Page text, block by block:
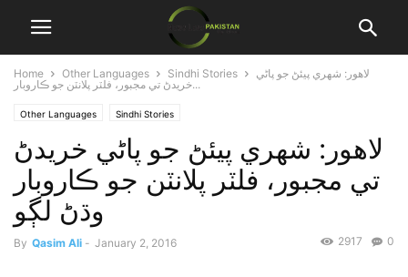
Home Other Languages Sindhi Stories
لاهور: شهري پيئڻ جو پاڻي
خريدڻ تي مجبور، فلٽر پلانٽن جو ڪاروبار...
Other Languages Sindhi Stories
لاهور: شهري پيئڻ جو پاڻي خريدڻ
تي مجبور، فلٽر پلانٽن جو ڪاروبار
وڌڻ لڳو
By Qasim Ali - January 2, 2016 0
2917